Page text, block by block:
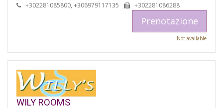
+302281085800, +306979117135 +302281086288
Prenotazione
Not available
WILY ROOMS